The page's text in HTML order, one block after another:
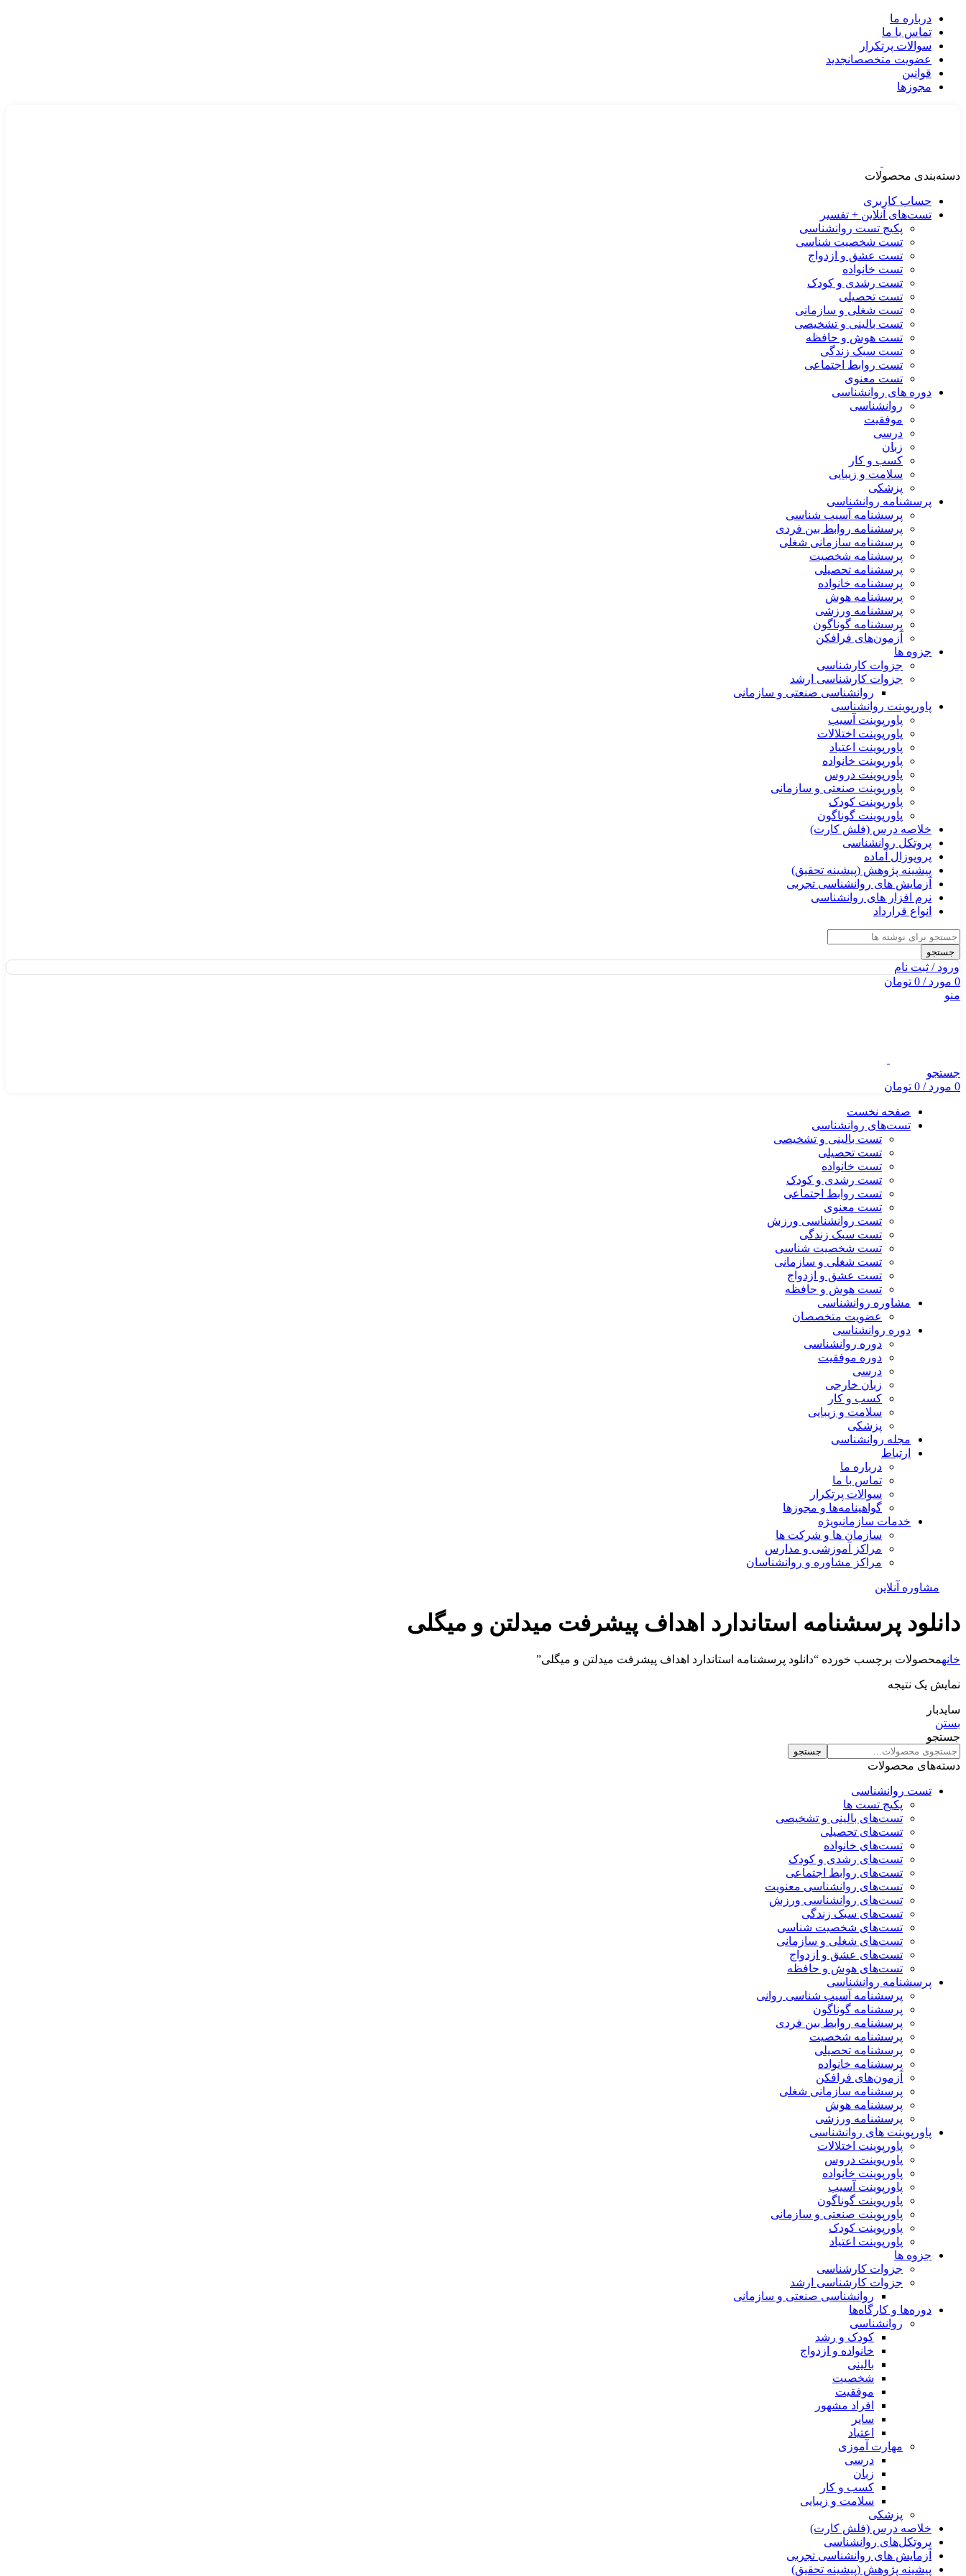
درباره ما
تماس با ما
سوالات پرتکرار
عضویت متخصصانجدید
قوانین
مجوزها
دسته‌بندی محصولات
حساب کاربری
تست‌های آنلاین + تفسیر
پکیج تست روانشناسی
تست شخصیت شناسی
تست عشق و ازدواج
تست خانواده
تست رشدی و کودک
تست تحصیلی
تست شغلی و سازمانی
تست بالینی و تشخیصی
تست هوش و حافظه
تست سبک زندگی
تست روابط اجتماعی
تست معنوی
دوره های روانشناسی
روانشناسی
موفقیت
درسی
زبان
کسب و کار
سلامت و زیبایی
پزشکی
پرسشنامه روانشناسی
پرسشنامه آسیب شناسی
پرسشنامه روابط بین فردی
پرسشنامه سازمانی شغلی
پرسشنامه شخصیت
پرسشنامه تحصیلی
پرسشنامه خانواده
پرسشنامه هوش
پرسشنامه ورزشی
پرسشنامه گوناگون
آزمون‌های فرافکن
جزوه ها
جزوات کارشناسی
جزوات کارشناسی ارشد
روانشناسی صنعتی و سازمانی
پاورپوینت روانشناسی
پاورپوینت آسیب
پاورپوینت اختلالات
پاورپوینت اعتیاد
پاورپوینت خانواده
پاورپوینت دروس
پاورپوینت صنعتی و سازمانی
پاورپوینت کودک
پاورپوینت گوناگون
خلاصه درس (فلش کارت)
پروتکل روانشناسی
پروپوزال آماده
پیشینه پژوهش (پیشینه تحقیق)
آزمایش های روانشناسی تجربی
نرم افزار های روانشناسی
انواع قرارداد
جستجو
ورود / ثبت نام
0 مورد/
0 تومان
منو
جستجو
0 مورد/
0 تومان
صفحه نخست
تست‌های روانشناسی
تست بالینی و تشخیصی
تست تحصیلی
تست خانواده
تست رشدی و کودک
تست روابط اجتماعی
تست معنوی
تست روانشناسی ورزش
تست سبک زندگی
تست شخصیت شناسی
تست شغلی و سازمانی
تست عشق و ازدواج
تست هوش و حافظه
مشاوره روانشناسی
عضویت متخصصان
دوره روانشناسی
دوره روانشناسی
دوره موفقیت
درسی
زبان خارجی
کسب و کار
سلامت و زیبایی
پزشکی
مجله روانشناسی
ارتباط
درباره ما
تماس با ما
سوالات پرتکرار
گواهینامه‌ها و مجوزها
خدمات سازمانیویژه
سازمان ها و شرکت ها
مراکز آموزشی و مدارس
مراکز مشاوره و روانشناسان
مشاوره آنلاین
دانلود پرسشنامه استاندارد اهداف پیشرفت میدلتن و میگلی
خانهمحصولات برچسب خورده “دانلود پرسشنامه استاندارد اهداف پیشرفت میدلتن و میگلی”
نمایش یک نتیجه
سایدبار
بستن
جستجو
جستجو
دسته‌های محصولات
تست روانشناسی
پکیج تست ها
تست‌های بالینی و تشخیصی
تست‌های تحصیلی
تست‌های خانواده
تست‌های رشدی و کودک
تست‌های روابط اجتماعی
تست‌های روانشناسی معنویت
تست‌های روانشناسی ورزش
تست‌های سبک زندگی
تست‌های شخصیت شناسی
تست‌های شغلی و سازمانی
تست‌های عشق و ازدواج
تست‌های هوش و حافظه
پرسشنامه روانشناسی
پرسشنامه آسیب شناسی روانی
پرسشنامه گوناگون
پرسشنامه روابط بین فردی
پرسشنامه شخصیت
پرسشنامه تحصیلی
پرسشنامه خانواده
آزمون‌های فرافکن
پرسشنامه سازمانی شغلی
پرسشنامه هوش
پرسشنامه ورزشی
پاورپوینت های روانشناسی
پاورپوینت اختلالات
پاورپوینت دروس
پاورپوینت خانواده
پاورپوینت آسیب
پاورپوینت گوناگون
پاورپوینت صنعتی و سازمانی
پاورپوینت کودک
پاورپوینت اعتیاد
جزوه ها
جزوات کارشناسی
جزوات کارشناسی ارشد
روانشناسی صنعتی و سازمانی
دوره‌ها و کارگاه‌ها
روانشناسی
کودک و رشد
خانواده و ازدواج
بالینی
شخصیت
موفقیت
افراد مشهور
سایر
اعتیاد
مهارت آموزی
درسی
زبان
کسب و کار
سلامت و زیبایی
پزشکی
خلاصه درس (فلش کارت)
پروتکل‌های روانشناسی
آزمایش های روانشناسی تجربی
پیشینه پژوهش (پیشینه تحقیق)